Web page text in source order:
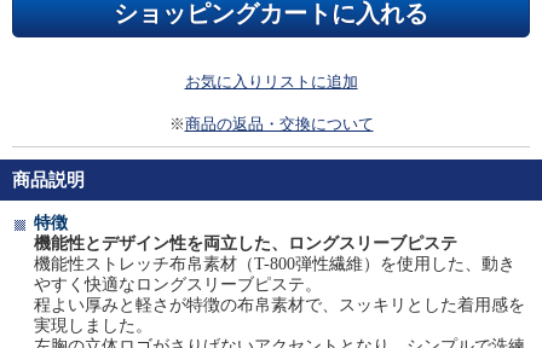
お気に入りリストに追加
※商品の返品・交換について
商品説明
特徴
機能性とデザイン性を両立した、ロングスリーブピステ
機能性ストレッチ布帛素材（T-800弾性繊維）を使用した、動き
やすく快適なロングスリーブピステ。
程よい厚みと軽さが特徴の布帛素材で、スッキリとした着用感を
実現しました。